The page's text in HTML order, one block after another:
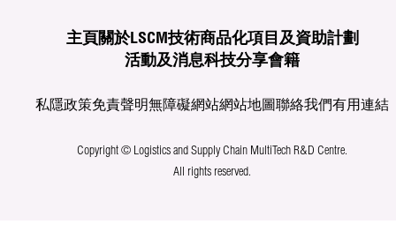
主頁 關於LSCM技術商品化項目及資助計劃
活動及消息科技分享會籍
私隱政策免責聲明無障礙網站網站地圖聯絡我們有用連結
Copyright © Logistics and Supply Chain MultiTech R&D Centre.
All rights reserved.